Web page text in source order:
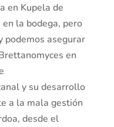
en Kupela de
la bodega, pero
podemos asegurar
en
y su desarrollo
a la mala gestión
desde el